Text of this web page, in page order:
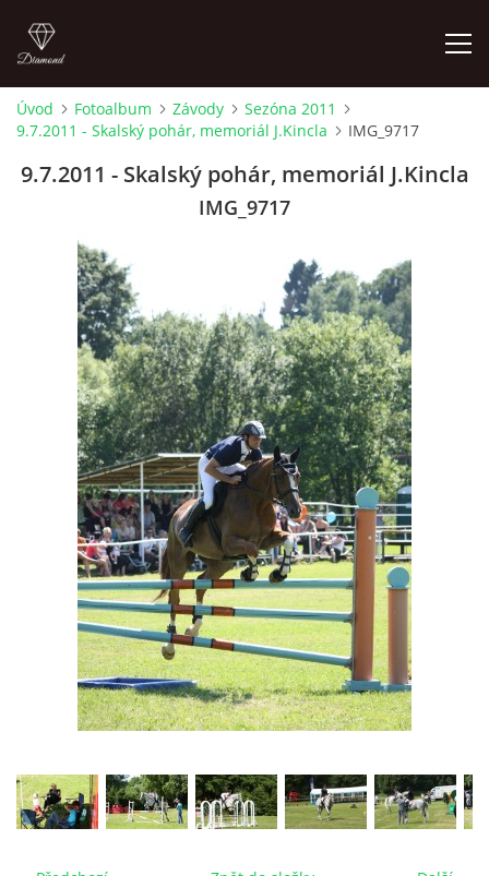
ÚVOD
KONTAKT
JEŽDĚNÍ PRO VEŘEJNOST
FOTOALBUM
ODKAZY
NOVÝ PŘEKÁŽKOVÝ MATERIÁL
CENÍK SLUŽEB
PŘISPĚVEK ČUS KARVINA -PODPORA SPORTU V
MORAVSKOSLEZSKÉM KRAJI
Úvod Fotoalbum Závody
Sezóna 2011
9.7.2011 - Skalský pohár, memoriál J.Kincla
IMG_9717
9.7.2011 - Skalský pohár, memoriál J.Kincla
IMG_9717